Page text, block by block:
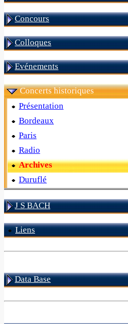
Concours
Colloques
Evénements
Concerts historiques
Présentation
Bordeaux
Paris
Radio
Archives
Duruflé
J S BACH
Liens
Data Base